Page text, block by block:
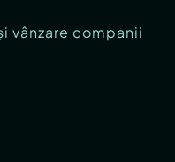
vânzare companii